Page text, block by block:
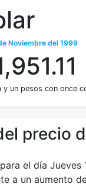
Noviembre del 1999
y un pesos con once
precio
el día Jueves
a un aumento